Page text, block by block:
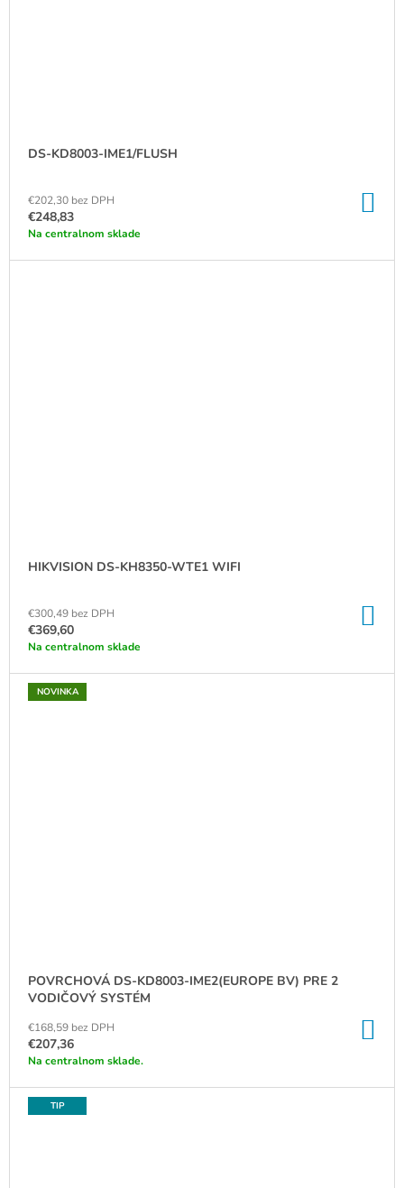
DS-KD8003-IME1/FLUSH
€202,30 bez DPH
€248,83
Na centralnom sklade
HIKVISION DS-KH8350-WTE1 WIFI
€300,49 bez DPH
€369,60
Na centralnom sklade
NOVINKA
POVRCHOVÁ DS-KD8003-IME2(EUROPE BV) PRE 2
VODIČOVÝ SYSTÉM
€168,59 bez DPH
€207,36
Na centralnom sklade.
TIP